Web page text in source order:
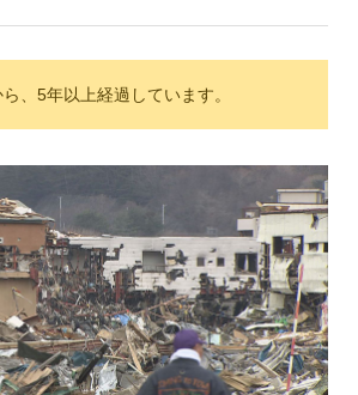
、5年以上経過しています。